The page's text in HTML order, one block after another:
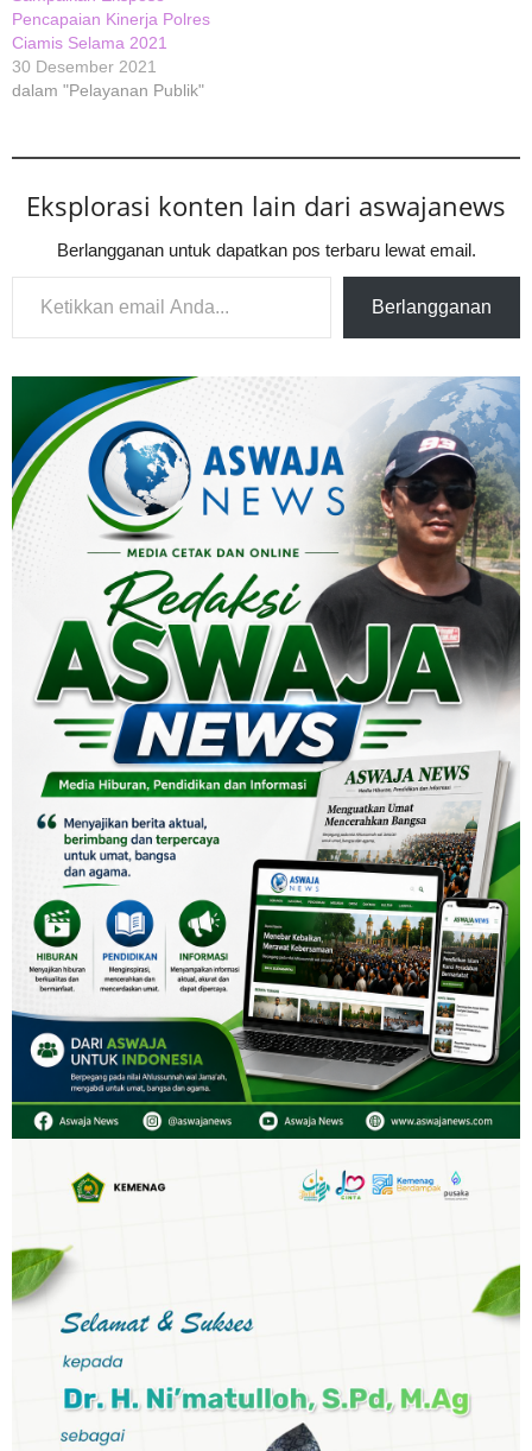
Pencapaian Kinerja Polres
Ciamis Selama 2021
30 Desember 2021
dalam "Pelayanan Publik"
Eksplorasi konten lain dari aswajanews
Berlangganan untuk dapatkan pos terbaru lewat email.
Ketikkan email Anda...
Berlangganan